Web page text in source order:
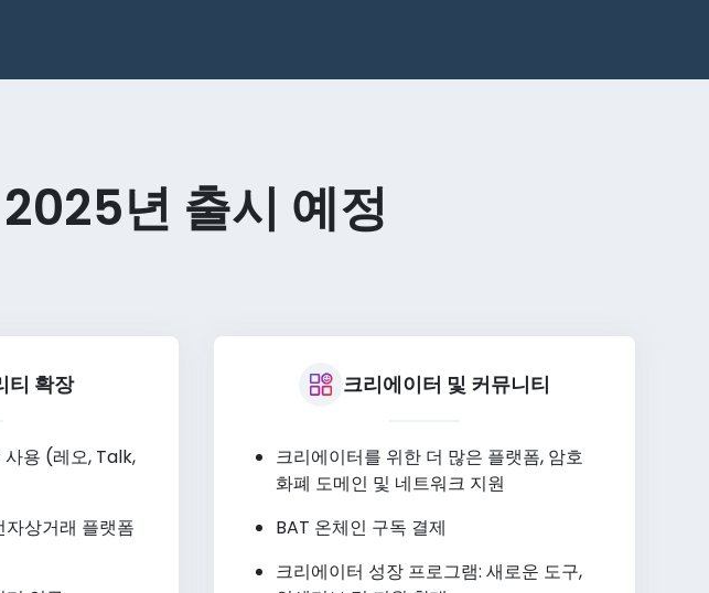
년 출시 예정
티 확장
용 (레오, Talk,
자상거래 플랫폼
크리에이터 및 커뮤니티
크리에이터를 위한 더 많은 플랫폼, 암호
화폐 도메인 및 네트워크 지원
BAT 온체인 구독 결제
크리에이터 성장 프로그램: 새로운 도구,